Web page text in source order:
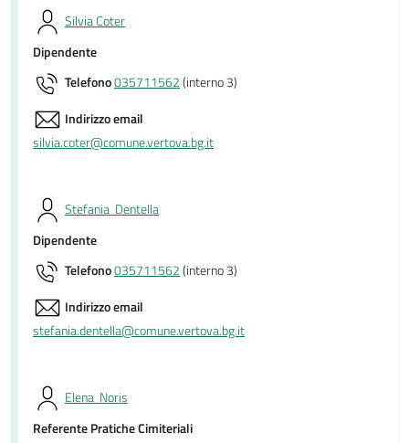
Silvia Coter
Dipendente
Telefono035711562(interno 3)
Indirizzo email
silvia.coter@comune.vertova.bg.it
Stefania Dentella
Dipendente
Telefono035711562(interno 3)
Indirizzo email
stefania.dentella@comune.vertova.bg.it
Elena Noris
Referente Pratiche Cimiteriali